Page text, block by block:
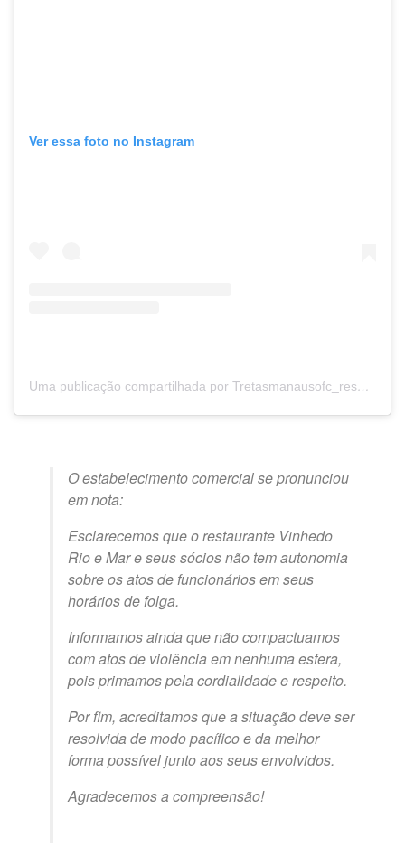
Ver essa foto no Instagram
Uma publicação compartilhada por Tretasmanausofc_reserva (@tretas_manausof_reserva)
O estabelecimento comercial se pronunciou
em nota:
Esclarecemos que o restaurante Vinhedo
Rio e Mar e seus sócios não tem autonomia
sobre os atos de funcionários em seus
horários de folga.
Informamos ainda que não compactuamos
com atos de violência em nenhuma esfera,
pois primamos pela cordialidade e respeito.
Por fim, acreditamos que a situação deve ser
resolvida de modo pacífico e da melhor
forma possível junto aos seus envolvidos.
Agradecemos a compreensão!